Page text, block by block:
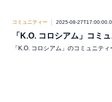
コミュニティー 2025-08-
「K.O. コロシアム」コミ
「K.O. コロシアム」のコミュニテ